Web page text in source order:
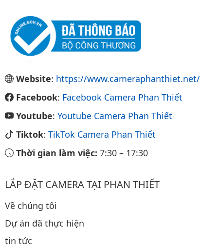
Website: https://www.cameraphanthiet.net/
Facebook: Facebook Camera Phan Thiết
Youtube: Youtube Camera Phan Thiết
Tiktok: TikTok Camera Phan Thiết
Thời gian làm việc: 7:30 – 17:30
LẮP ĐẶT CAMERA TẠI PHAN THIẾT
Về chúng tôi
Dự án đã thực hiện
tin tức